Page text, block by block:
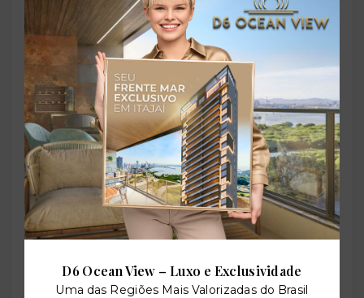
Outras Informações
Referência:
O-61062-93630
Residencial
Em construção
D6 Ocean View – Luxo e Exclusividade
Uma das Regiões Mais Valorizadas do Brasil